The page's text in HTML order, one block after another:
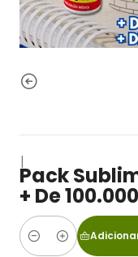
|
Pack
+ De
Quantidade